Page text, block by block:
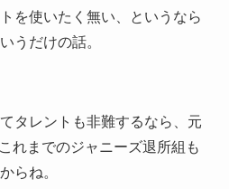
を使いたく無い、というなら
うだけの話。
タレントも非難するなら、元
れまでのジャニーズ退所組も
らね。